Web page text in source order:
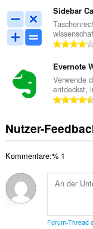
Sidebar
Evernote
Verwende
entdeckst,
Nutzer-
Kommentare:% 1
Forum-Thread